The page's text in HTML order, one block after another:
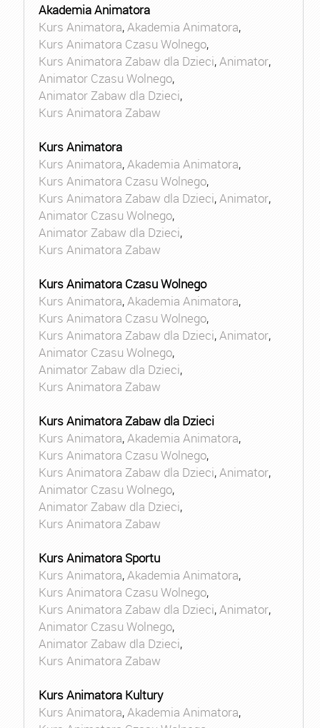
Akademia Animatora
Kurs Animatora,Akademia Animatora,
Kurs Animatora Czasu Wolnego,
Kurs Animatora Zabaw dla Dzieci,Animator,
Animator Czasu Wolnego,
Animator Zabaw dla Dzieci,
Kurs Animatora Zabaw
Kurs Animatora
Kurs Animatora,Akademia Animatora,
Kurs Animatora Czasu Wolnego,
Kurs Animatora Zabaw dla Dzieci,Animator,
Animator Czasu Wolnego,
Animator Zabaw dla Dzieci,
Kurs Animatora Zabaw
Kurs Animatora Czasu Wolnego
Kurs Animatora,Akademia Animatora,
Kurs Animatora Czasu Wolnego,
Kurs Animatora Zabaw dla Dzieci,Animator,
Animator Czasu Wolnego,
Animator Zabaw dla Dzieci,
Kurs Animatora Zabaw
Kurs Animatora Zabaw dla Dzieci
Kurs Animatora,Akademia Animatora,
Kurs Animatora Czasu Wolnego,
Kurs Animatora Zabaw dla Dzieci,Animator,
Animator Czasu Wolnego,
Animator Zabaw dla Dzieci,
Kurs Animatora Zabaw
Kurs Animatora Sportu
Kurs Animatora,Akademia Animatora,
Kurs Animatora Czasu Wolnego,
Kurs Animatora Zabaw dla Dzieci,Animator,
Animator Czasu Wolnego,
Animator Zabaw dla Dzieci,
Kurs Animatora Zabaw
Kurs Animatora Kultury
Kurs Animatora,Akademia Animatora,